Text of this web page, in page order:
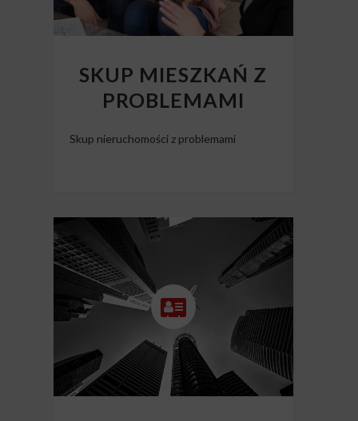
SKUP MIESZKAŃ Z
PROBLEMAMI
Skup nieruchomości z problemami